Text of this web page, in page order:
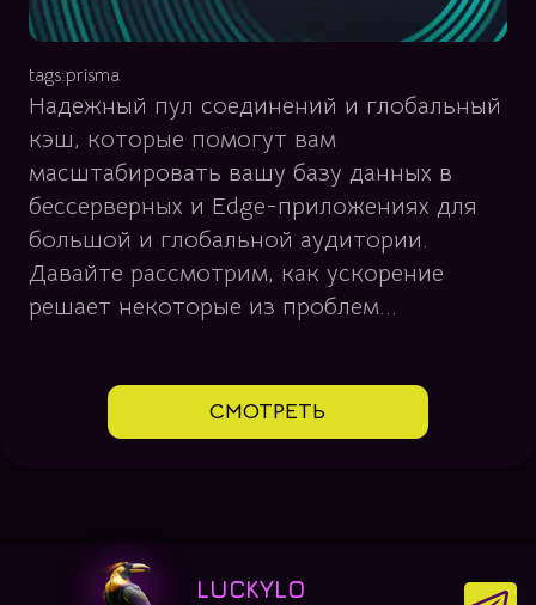
tags:prisma
Надежный пул соединений и глобальный
кэш, которые помогут вам
масштабировать вашу базу данных в
бессерверных и Edge-приложениях для
большой и глобальной аудитории.
Давайте рассмотрим, как ускорение
решает некоторые из проблем...
СМОТРЕТЬ
LUCKYLO